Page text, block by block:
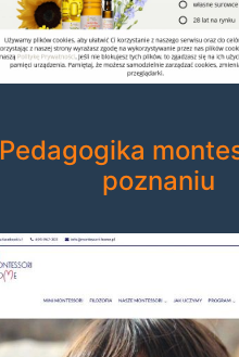
Pedagogika
poznaniu